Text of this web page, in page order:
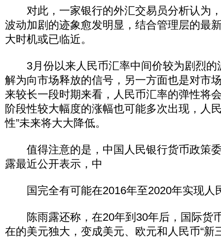
对此，一家银行的外汇交易员分析认为
波动加剧的迹象愈发明显，结合管理层的最
大时机或已临近。
3月份以来人民币汇率中间价较为剧烈的
解为向市场释放的信号，另一方面也是对市
来较长一段时期来看，人民币汇率的弹性将
阶段性较大幅度的涨幅也可能多次出现，人
性”未来将大大降低。
值得注意的是，中国人民银行货币政策
露最近公开表示，中
国完全有可能在2016年至2020年实现人
陈雨露还称，在20年到30年后，国际货
在的美元独大，变成美元、欧元和人民币“新